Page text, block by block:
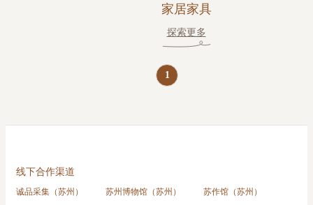
家居家具
探索更多
1
线下合作渠道
诚品采集（苏州） 苏州博物馆（苏州） 苏作馆（苏州）